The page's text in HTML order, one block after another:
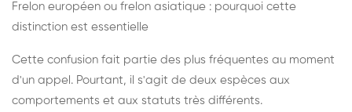
Frelon européen ou frelon asiatique : pourquoi cette
distinction est essentielle
Cette confusion fait partie des plus fréquentes au moment
d'un appel. Pourtant, il s'agit de deux espèces aux
comportements et aux statuts très différents.